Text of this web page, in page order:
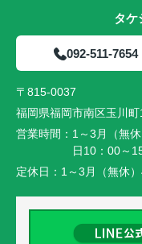
タケ
092-511-7654
〒815-0037
福岡県福岡市南区玉川
営業時間： 1～3月（無
日10：00～
定休日： 1～3月（無休